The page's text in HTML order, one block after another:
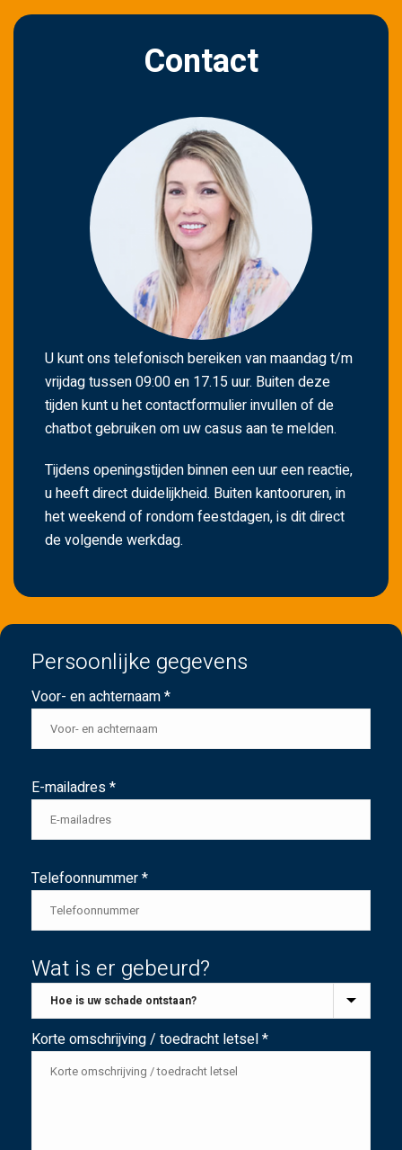
Contact
U kunt ons telefonisch bereiken van maandag t/m
vrijdag tussen 09:00 en 17.15 uur. Buiten deze
tijden kunt u het contactformulier invullen of de
chatbot gebruiken om uw casus aan te melden.
Tijdens openingstijden binnen een uur een reactie,
u heeft direct duidelijkheid. Buiten kantooruren, in
het weekend of rondom feestdagen, is dit direct
de volgende werkdag.
Persoonlijke gegevens
Voor- en achternaam *
E-mailadres *
Telefoonnummer *
Wat is er gebeurd?
Korte omschrijving / toedracht letsel *